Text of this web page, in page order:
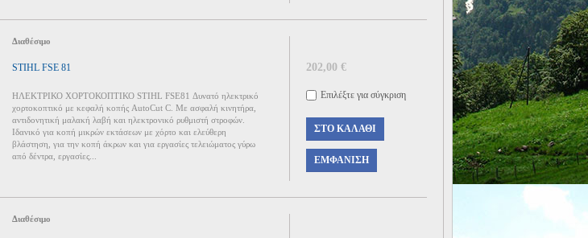
Διαθέσιμο
STIHL FSE 81
ΗΛΕΚΤΡΙΚΟ ΧΟΡΤΟΚΟΠΤΙΚΟ STIHL FSE81 Δυνατό ηλεκτρικό
χορτοκοπτικό με κεφαλή κοπής AutoCut C. Με ασφαλή κινητήρα,
αντιδονητική μαλακή λαβή και ηλεκτρονικό ρυθμιστή στροφών.
Ιδανικό για κοπή μικρών εκτάσεων με χόρτο και ελεύθερη
βλάστηση, για την κοπή άκρων και για εργασίες τελειώματος γύρω
από δέντρα, εργασίες...
202,00 €
Επιλέξτε για σύγκριση
ΣΤΟ ΚΑΛΆΘΙ
ΕΜΦΆΝΙΣΗ
Διαθέσιμο